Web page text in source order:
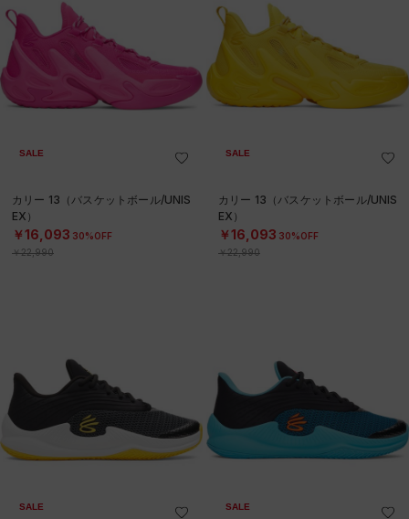
SALE
カリー 13（バスケットボール/UNIS
EX）
￥16,093 30%OFF
￥22,990
SALE
カリー 13（バスケットボール/UNIS
EX）
￥16,093 30%OFF
￥22,990
SALE SALE